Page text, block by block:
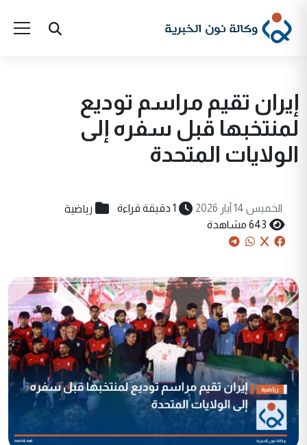
إيران تقيم مراسم توديع
لمنتخبها قبل سفره إلى
الولايات المتحدة
الخميس 14 آيار 2026 1 دقيقة قراءة رياضية
643 مشاهدة